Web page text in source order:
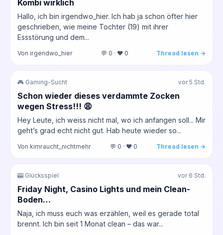
Kombi wirklich
Hallo, ich bin irgendwo_hier. Ich hab ja schon öfter hier
geschrieben, wie meine Tochter (19) mit ihrer
Essstörung und dem...
Von irgendwo_hier 💬 0 · ❤️ 0 Thread lesen →
🎮 Gaming-Sucht vor 5 Std.
Schon wieder dieses verdammte Zocken
wegen Stress!!! 😩
Hey Leute, ich weiss nicht mal, wo ich anfangen soll... Mir
geht’s grad echt nicht gut. Hab heute wieder so...
Von kimraucht_nichtmehr 💬 0 · ❤️ 0 Thread lesen →
🎰 Glücksspiel vor 6 Std.
Friday Night, Casino Lights und mein Clean-
Boden…
Naja, ich muss euch was erzählen, weil es gerade total
brennt. Ich bin seit 1 Monat clean – das war...